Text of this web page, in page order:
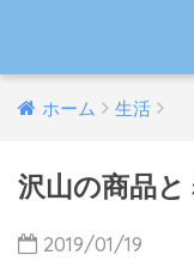
ホーム 生活
沢山の商品
2019/01/19